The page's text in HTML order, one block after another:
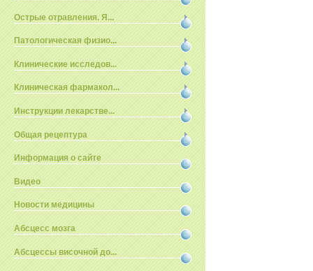
Острые отравления. Я...
Патологическая физио...
Клинические исследов...
Клиническая фармакол...
Инструкции лекарстве...
Общая рецептура
Информация о сайте
Видео
Новости медицины
Абсцесс мозга
Абсцессы височной до...